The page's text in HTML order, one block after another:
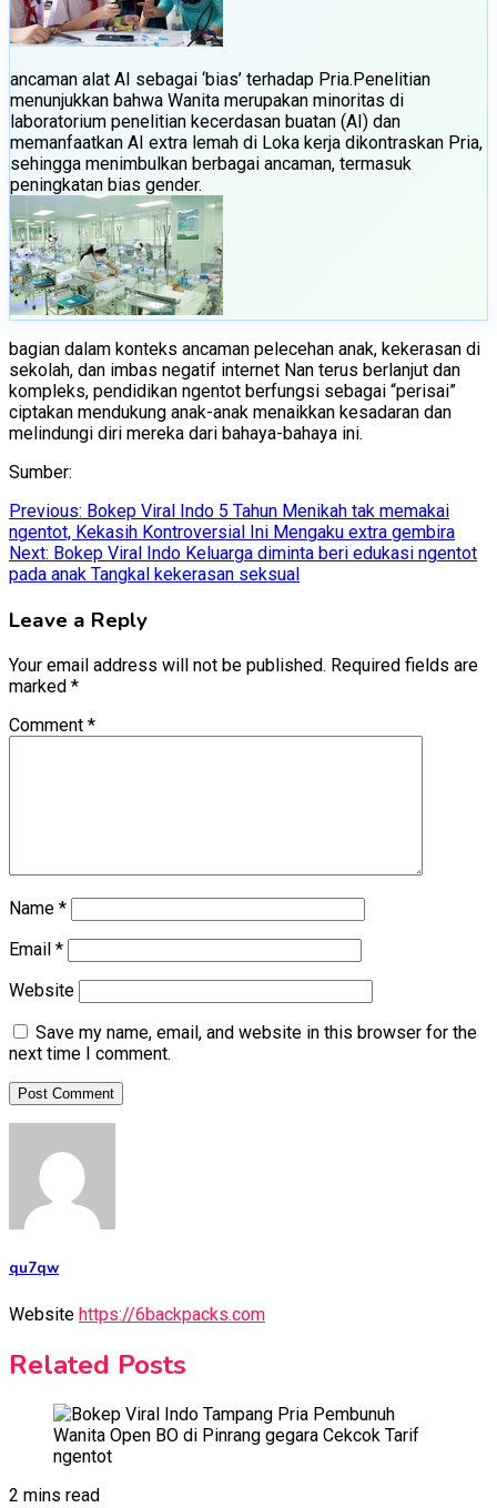
ancaman alat AI sebagai ‘bias’ terhadap Pria.Penelitian
menunjukkan bahwa Wanita merupakan minoritas di
laboratorium penelitian kecerdasan buatan (AI) dan
memanfaatkan AI extra lemah di Loka kerja dikontraskan Pria,
sehingga menimbulkan berbagai ancaman, termasuk
peningkatan bias gender.
bagian dalam konteks ancaman pelecehan anak, kekerasan di
sekolah, dan imbas negatif internet Nan terus berlanjut dan
kompleks, pendidikan ngentot berfungsi sebagai “perisai”
ciptakan mendukung anak-anak menaikkan kesadaran dan
melindungi diri mereka dari bahaya-bahaya ini.
Sumber:
Post
navigation
Previous: Bokep Viral Indo 5 Tahun Menikah tak memakai
ngentot, Kekasih Kontroversial Ini Mengaku extra gembira
Next: Bokep Viral Indo Keluarga diminta beri edukasi ngentot
pada anak Tangkal kekerasan seksual
Leave a Reply
Your email address will not be published. Required fields are
marked *
Comment *
Name *
Email *
Website
Save my name, email, and website in this browser for the
next time I comment.
qu7qw
Website https://6backpacks.com
Related Posts
2 mins read